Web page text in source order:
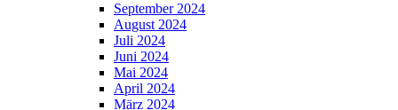
September 2024
August 2024
Juli 2024
Juni 2024
Mai 2024
April 2024
März 2024